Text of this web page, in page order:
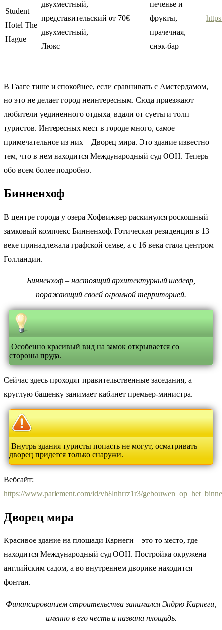
Student
Hotel The
Hague
двухместный,
представительский
двухместный,
Люкс
от 70€
печенье и
фрукты,
прачечная,
снэк-бар
В Гааге тише и спокойнее, если сравнивать с Амстердамом,
но это не делает город неинтересным. Сюда приезжают
любители уединенного отдыха, вдали от суеты и толп
туристов. Интересных мест в городе много, самое
примечательное из них – Дворец мира. Это здание известно
тем, что в нем находится Международный суд ООН. Теперь
обо всем более подробно.
Бинненхоф
В центре города у озера Хофвижвер раскинулся роскошный
замковый комплекс Бинненхоф. Готическая резиденция в 13
веке принадлежала графской семье, а с 16 века стала центром
Голландии.
Бинненхоф – настоящий архитектурный шедевр,
поражающий своей огромной территорией.
Особенно красивый вид на замок открывается со
стороны пруда.
Сейчас здесь проходят правительственные заседания, а
круглую башенку занимает кабинет премьер-министра.
Внутрь здания туристы попасть не могут, осматривать
дворец придется только снаружи.
Вебсайт:
https://www.parlement.com/id/vh8lnhrrz1r3/
Дворец мира
Красивое здание на площади Карнеги – это то место, где
находится Международный суд ООН. Постройка окружена
английским садом, а во внутреннем дворике находится
фонтан.
Финансированием строительства занимался Эндрю Карнеги,
именно в его честь и названа площадь.